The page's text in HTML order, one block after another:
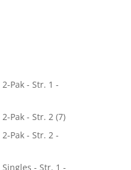
Pak - Str. 1 -
Pak - Str. 2 (7)
Pak - Str. 2 -
- Str. 1 -